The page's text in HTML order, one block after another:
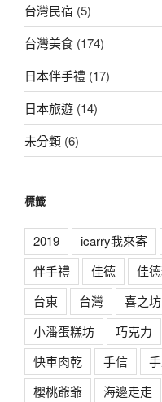
台灣民宿 (5)
台灣美食 (174)
日本伴手禮 (17)
日本旅遊 (14)
未分類 (6)
標籤
2019 icarry我來寄
伴手禮
佳德 佳
台東
台灣 喜之坊
小潘蛋糕坊
巧克力
快車肉乾
手信
櫻桃爺爺
海邊走走